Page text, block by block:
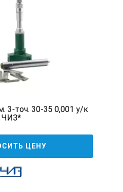
3-точ. 30-35 0,001 у/к
ЧИЗ*
ЦЕНУ